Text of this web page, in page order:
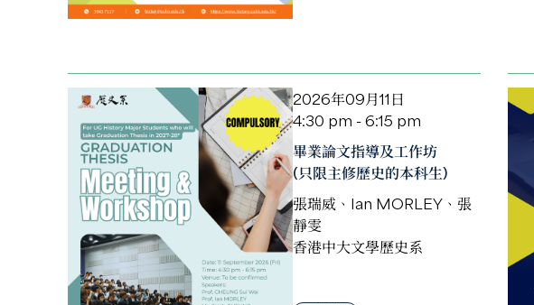
2026年09月11日
4:30 pm - 6:15 pm
畢業論文指導及工作坊
(只限主修歷史的本科生)
張瑞威、Ian MORLEY、張
靜雯
香港中大文學歷史系